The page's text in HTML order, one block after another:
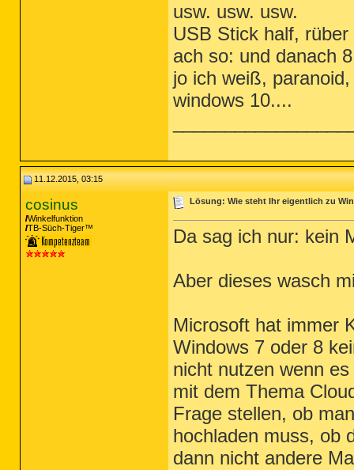
usw. usw. usw.
USB Stick half,
ach so: und danach
jo ich weiß,
windows 10....
11.12.2015, 03:15
cosinus
Winkelfunktion
TB-Süch-Tiger™
Lösung: Wie steht Ihr eigentlich zu
Da sag ich nur: kein
Aber dieses wasch
Microsoft hat immer
Windows 7 oder 8
nicht nutzen wenn
mit dem Thema
Frage stellen, ob
hochladen muss, ob
dann nicht andere